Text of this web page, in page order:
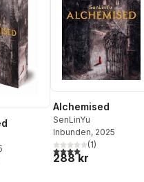
Totalt antal röster:
Alchemised
SenLinYu
Inbunden, 2025
4,0utav 5 stjärnor.
(1)
288 kr